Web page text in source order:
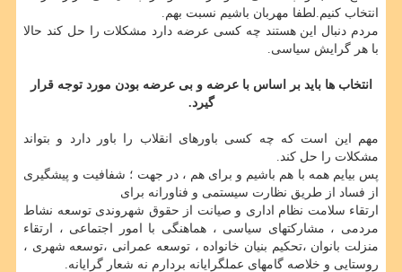
انتخاب کنیم.لطفا مهربان باشیم نسبت بهم.
مردم دنبال این هستند چه کسی عرضه دارد مشکلات را حل کند حالا
با هر گرایش سیاسی.
انتخاب ها باید بر اساس با عرضه و بی عرضه بودن مورد توجه قرار
گیرد.
مهم این است که چه کسی باورهای انقلاب را باور دارد و بتواند
مشکلات را حل کند.
پس بیایم همه با هم باشیم و برای هم ، در جهت ؛ شفافیت و پیشگیری
از فساد از طریق نظارت سیستمی و فناورانه برای
ارتقاء سلامت نظام اداری و صیانت از حقوق شهروندی‬ ‫توسعه نشاط
مردمی ، مشارکتهای سیاسی‬ ‫، هماهنگی با امور اجتماعی ‬، ‫ارتقاء
منزلت بانوان ،تحکیم بنیان خانواده‬ ، توسعه عمرانی ،توسعه شهری ،
روستایی‬ و خلاصه گامهای عملگرایانه بردارم نه شعار گرایانه.